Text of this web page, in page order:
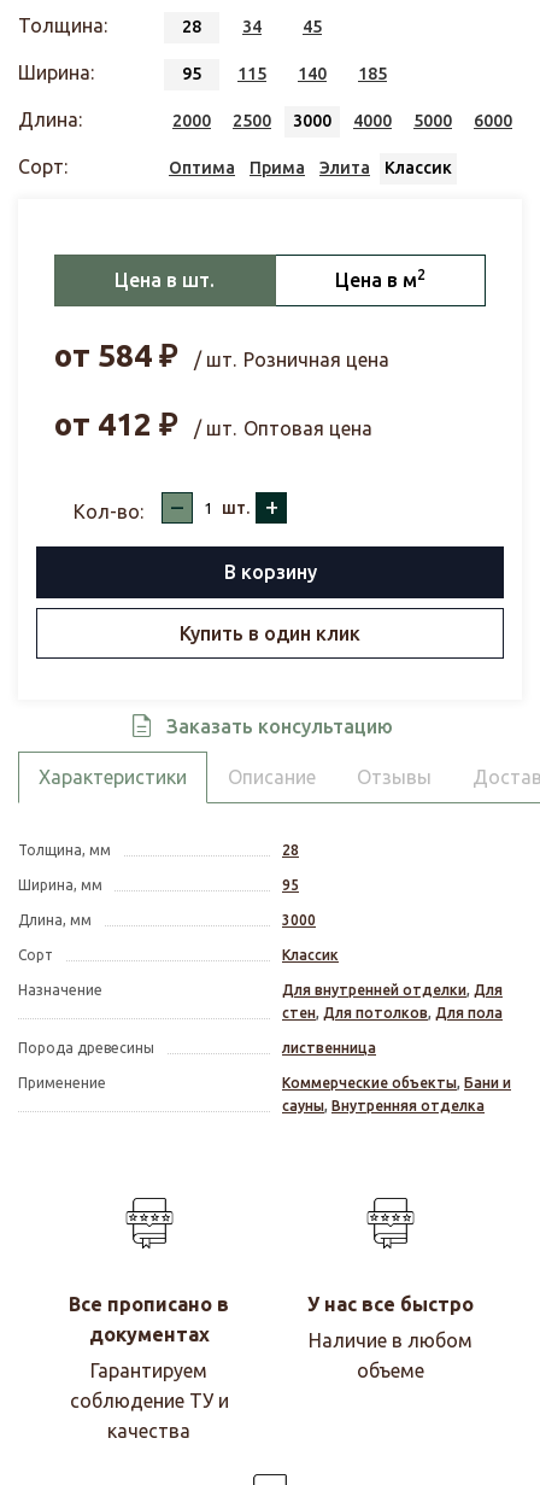
Толщина:
28 34 45
Ширина: 95 115 140 185
Длина: 2000 2500 3000 4000 5000 6000
Сорт: Оптима Прима Элита Классик
Цена в шт. Цена в м2
от 584 ₽ / шт. Розничная цена
от 412 ₽ / шт. Оптовая цена
Кол-во: – шт. +
В корзину
Купить в один клик
Заказать консультацию
Характеристики Описание Отзывы
Толщина, мм 28
Ширина, мм 95
Длина, мм 3000
Сорт Классик
Назначение Для внутренней отделки, Для
стен, Для потолков, Для пола
Порода древесины лиственница
Применение Коммерческие объекты, Бани и
сауны, Внутренняя отделка
Все прописано в
документах
Гарантируем
соблюдение ТУ и
качества
У нас все быстро
Наличие в любом
объеме